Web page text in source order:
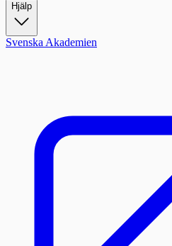
Hjälp
Svenska Akademien